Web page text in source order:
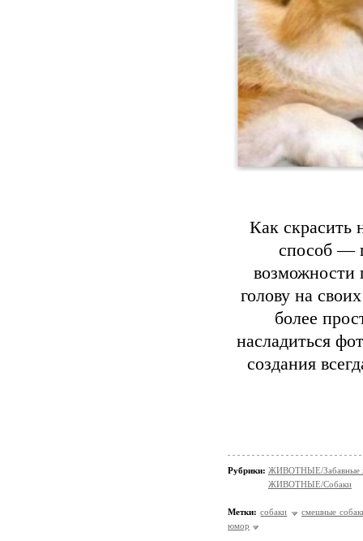
Как скрасить
способ —
возможности
голову на
более
насладиться
создания
Рубрики: ЖИВОТНЫЕ/Забавные
ЖИВОТНЫЕ/Собаки
Метки: собаки
смешные
юмор